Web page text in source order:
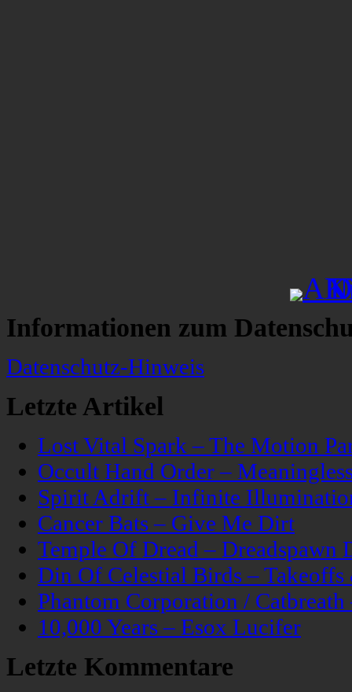
Informationen zum
Datenschutz-Hinweis
Letzte Artikel
Lost Vital Spark – The Motion
Occult Hand Order –
Spirit Adrift – Infinite
Cancer Bats – Give Me Dirt
Temple Of Dread – Dreadspawn
Din Of Celestial Birds –
Phantom Corporation /
10,000 Years – Esox Lucifer
Letzte Kommentare